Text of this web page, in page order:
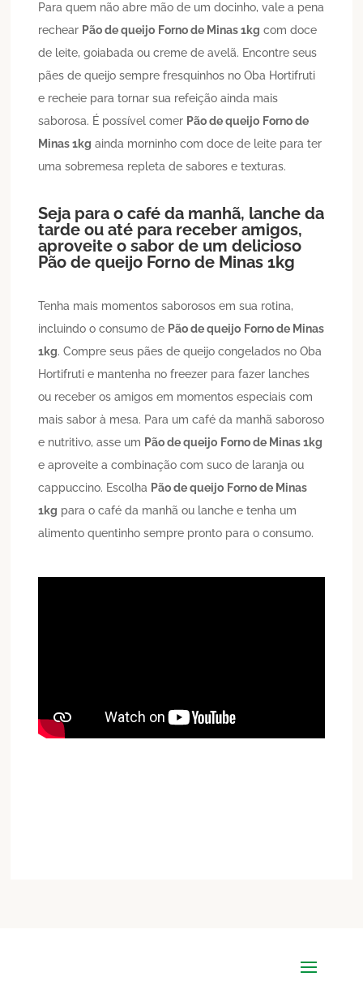
Para quem não abre mão de um docinho, vale a pena
rechear Pão de queijo Forno de Minas 1kg com doce
de leite, goiabada ou creme de avelã. Encontre seus
pães de queijo sempre fresquinhos no Oba Hortifruti
e recheie para tornar sua refeição ainda mais
saborosa. É possível comer Pão de queijo Forno de
Minas 1kg ainda morninho com doce de leite para ter
uma sobremesa repleta de sabores e texturas.
Seja para o café da manhã, lanche da
tarde ou até para receber amigos,
aproveite o sabor de um delicioso
Pão de queijo Forno de Minas 1kg
Tenha mais momentos saborosos em sua rotina,
incluindo o consumo de Pão de queijo Forno de Minas
1kg. Compre seus pães de queijo congelados no Oba
Hortifruti e mantenha no freezer para fazer lanches
ou receber os amigos em momentos especiais com
mais sabor à mesa. Para um café da manhã saboroso
e nutritivo, asse um Pão de queijo Forno de Minas 1kg
e aproveite a combinação com suco de laranja ou
cappuccino. Escolha Pão de queijo Forno de Minas
1kg para o café da manhã ou lanche e tenha um
alimento quentinho sempre pronto para o consumo.